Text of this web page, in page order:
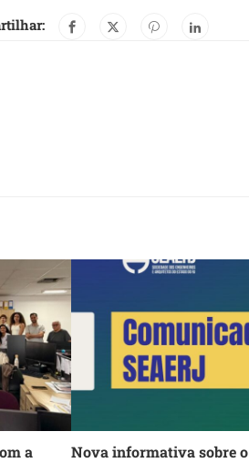
a
Nova informativa sobre o